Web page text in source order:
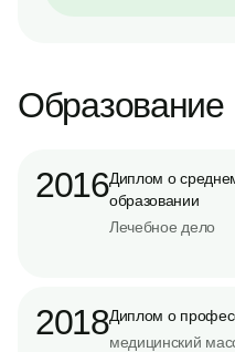
Образование
2016Диплом о
образовании
Лечебное дело
2018Диплом о
медицинский